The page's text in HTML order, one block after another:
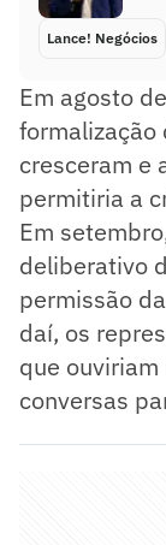
Lance! Negócios
Em agosto
formalização
cresceram e
permitiria a
Em
deliberativo
permissão
daí, os
que
conversas